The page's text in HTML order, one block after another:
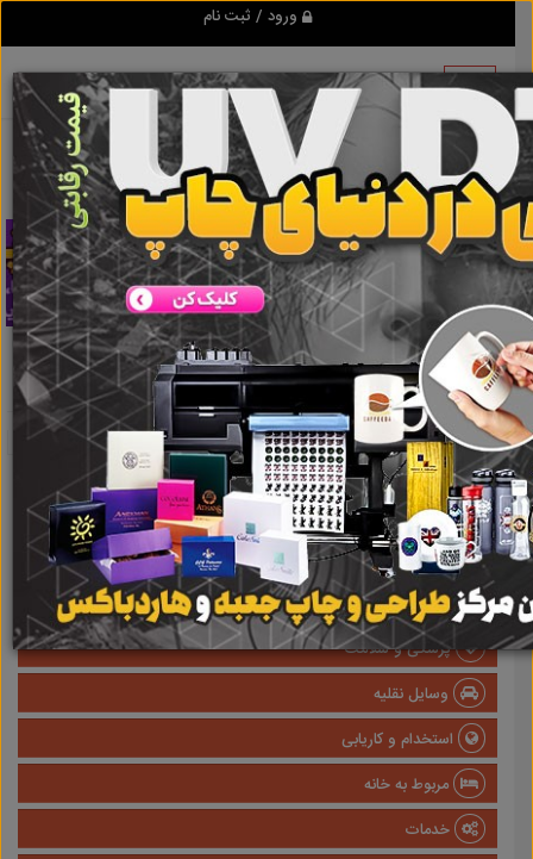
ورود / ثبت نام
تبلیغ کن باکس تبلیغات رایگان نتایج جستجو برای برچسبباکس
تبلیغات رایگان
نتایج جستجو برای برچسبباکس تبلیغات
رایگان
گروه ها
املاک
صنعتی
پزشکی و سلامت
وسایل نقلیه
استخدام و کاریابی
مربوط به خانه
خدمات